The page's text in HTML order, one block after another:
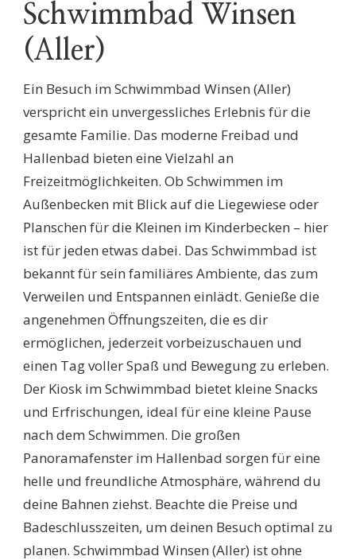
Schwimmbad Winsen
(Aller)
Ein Besuch im Schwimmbad Winsen (Aller)
verspricht ein unvergessliches Erlebnis für die
gesamte Familie. Das moderne Freibad und
Hallenbad bieten eine Vielzahl an
Freizeitmöglichkeiten. Ob Schwimmen im
Außenbecken mit Blick auf die Liegewiese oder
Planschen für die Kleinen im Kinderbecken – hier
ist für jeden etwas dabei. Das Schwimmbad ist
bekannt für sein familiäres Ambiente, das zum
Verweilen und Entspannen einlädt. Genieße die
angenehmen Öffnungszeiten, die es dir
ermöglichen, jederzeit vorbeizuschauen und
einen Tag voller Spaß und Bewegung zu erleben.
Der Kiosk im Schwimmbad bietet kleine Snacks
und Erfrischungen, ideal für eine kleine Pause
nach dem Schwimmen. Die großen
Panoramafenster im Hallenbad sorgen für eine
helle und freundliche Atmosphäre, während du
deine Bahnen ziehst. Beachte die Preise und
Badeschlusszeiten, um deinen Besuch optimal zu
planen. Schwimmbad Winsen (Aller) ist ohne